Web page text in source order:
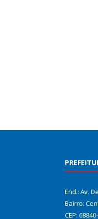
End.: Av.
Bairro:
CEP: